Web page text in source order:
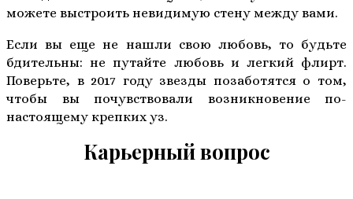
можете выстроить невидимую стену между вами.
Если вы еще не нашли свою любовь, то будьте
бдительны: не путайте любовь и легкий флирт.
Поверьте, в 2017 году звезды позаботятся о том,
чтобы вы почувствовали возникновение по-
настоящему крепких уз.
Карьерный вопрос